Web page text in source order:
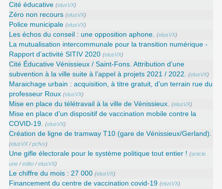
Cité éducative (elusVX)
Zéro non recours (elusVX)
Police municipale (elusVX)
Les échos du conseil : une opposition aphone. (elusVX)
La mutualisation intercommunale pour la transition numérique -
Rapport d’activité SITIV 2020 (elusVX)
Cité Éducative Vénissieux / Saint-Fons. Attribution d’une
subvention à la ville suite à l’appel à projets 2021 / 2022. (elusVX)
Maraichage urbain : acquisition, à titre gratuit, d’un terrain rue du
professeur Roux (elusVX)
Mise en place du télétravail à la ville de Vénissieux. (elusVX)
Mise en place d’un dispositif de vaccination mobile contre la
COVID-19. (elusVX)
Création de ligne de tramway T10 (gare de Vénissieux/Gerland).
(elusVX/pcfvx)
Une gifle électorale pour le système politique tout entier ! (article
une/edito/elusVX)
Le chiffre du mois : 27 000 (elusVX)
Financement du centre de vaccination covid-19 (elusVX)